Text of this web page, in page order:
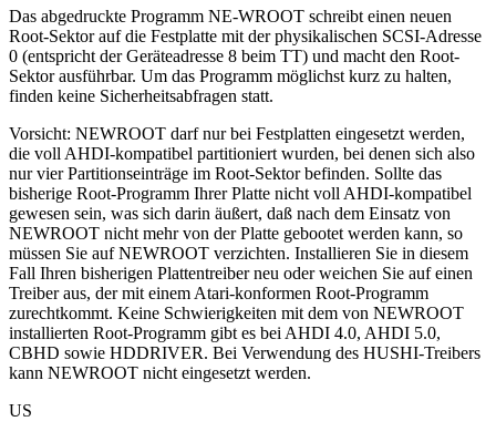
Das abgedruckte Programm NE-WROOT schreibt einen neuen
Root-Sektor auf die Festplatte mit der physikalischen SCSI-Adresse
0 (entspricht der Geräteadresse 8 beim TT) und macht den Root-
Sektor ausführbar. Um das Programm möglichst kurz zu halten,
finden keine Sicherheitsabfragen statt.
Vorsicht: NEWROOT darf nur bei Festplatten eingesetzt werden,
die voll AHDI-kompatibel partitioniert wurden, bei denen sich also
nur vier Partitionseinträge im Root-Sektor befinden. Sollte das
bisherige Root-Programm Ihrer Platte nicht voll AHDI-kompatibel
gewesen sein, was sich darin äußert, daß nach dem Einsatz von
NEWROOT nicht mehr von der Platte gebootet werden kann, so
müssen Sie auf NEWROOT verzichten. Installieren Sie in diesem
Fall Ihren bisherigen Plattentreiber neu oder weichen Sie auf einen
Treiber aus, der mit einem Atari-konformen Root-Programm
zurechtkommt. Keine Schwierigkeiten mit dem von NEWROOT
installierten Root-Programm gibt es bei AHDI 4.0, AHDI 5.0,
CBHD sowie HDDRIVER. Bei Verwendung des HUSHI-Treibers
kann NEWROOT nicht eingesetzt werden.
US